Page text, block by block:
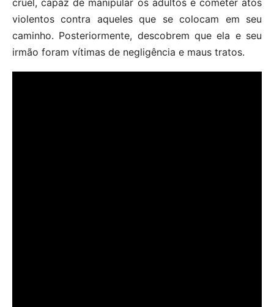
violentos contra aqueles que se colocam em seu
caminho. Posteriormente, descobrem que ela e seu
irmão foram vítimas de negligência e maus tratos.